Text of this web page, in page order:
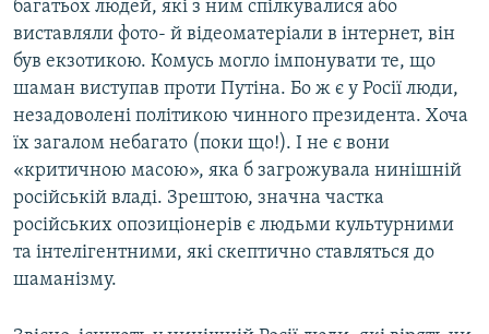
багатьох людей, які з ним спілкувалися або
виставляли фото- й відеоматеріали в інтернет, він
був екзотикою. Комусь могло імпонувати те, що
шаман виступав проти Путіна. Бо ж є у Росії люди,
незадоволені політикою чинного президента. Хоча
їх загалом небагато (поки що!). І не є вони
«критичною масою», яка б загрожувала нинішній
російській владі. Зрештою, значна частка
російських опозиціонерів є людьми культурними
та інтелігентними, які скептично ставляться до
шаманізму.